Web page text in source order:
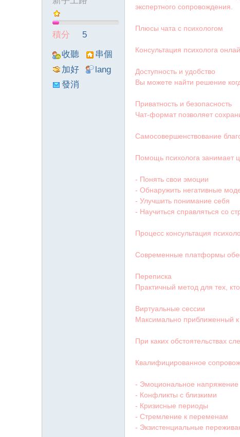
積分 5
收聽
TA
串個
門
加好
友
lang
發消
экспертного сопровождения.
Плюсы чата с психологом
Консультация психолога
Доступность и удобство
Вы можете найти решение
Приватность и безопасность
Чат-формат позволяет
Самосовершенствование
Помощь психолога занимает
- Понять свои эмоции
- Обнаружить негативные
- Улучшить понимание себя
- Научиться справляться со
Процесс консультация
Современные платформы
Переписка
Практичный метод для тех,
Виртуальные сессии
Максимально приближенный
При каких обстоятельствах
Квалифицированное
- Эмоциональное напряжение
- Конфликты с близкими
- Кризисные периоды
- Стремление к переменам
- Экзистенциальные